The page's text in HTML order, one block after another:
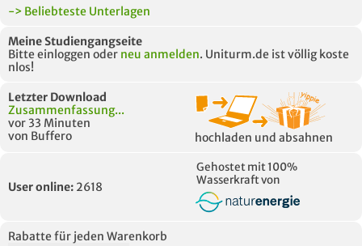
-> Beliebteste Unterlagen
Meine Studiengangseite
Bitte einloggen oder neu anmelden. Uniturm.de ist völlig koste
nlos!
Letzter Download
Zusammenfassung...
vor 33 Minuten
von Buffero
hochladen und absahnen
User online: 2618
Gehostet mit 100%
Wasserkraft von
Rabatte für jeden Warenkorb